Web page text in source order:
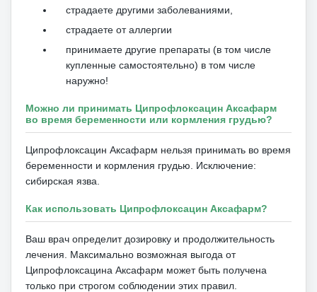
страдаете другими заболеваниями,
страдаете от аллергии
принимаете другие препараты (в том числе
купленные самостоятельно) в том числе
наружно!
Можно ли принимать Ципрофлоксацин Аксафарм
во время беременности или кормления грудью?
Ципрофлоксацин Аксафарм нельзя принимать во время
беременности и кормления грудью. Исключение:
сибирская язва.
Как использовать Ципрофлоксацин Аксафарм?
Ваш врач определит дозировку и продолжительность
лечения. Максимально возможная выгода от
Ципрофлоксацина Аксафарм может быть получена
только при строгом соблюдении этих правил.